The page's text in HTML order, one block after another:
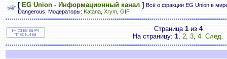
[ EG Union - Информационный канал ] Всё о фракции EG Union в
Dangerous. Модераторы: Katana Xrym GIF
Страница 1из 4
На страницу: 1, 2, 3, 4 След.